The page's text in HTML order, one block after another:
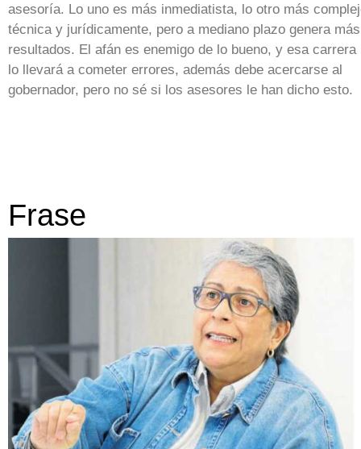
asesoría. Lo uno es más inmediatista, lo otro más
técnica y jurídicamente, pero a mediano plazo genera más
resultados. El afán es enemigo de lo bueno, y esa carrera
lo llevará a cometer errores, además debe acercarse al
gobernador, pero no sé si los asesores le han dicho esto.
Frase